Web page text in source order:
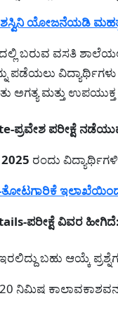
ಯೋಜನೆಯಡಿ
ಬರುವ ವಸತಿ ಶಾಲೆಯಲ್ಲಿ
ಪಡೆಯಲು
ಅಗತ್ಯ ಮತ್ತು
ಪ್ರವೇಶ ಪರೀಕ್ಷೆ
ರಂದು
ಪರೀಕ್ಷೆ ವಿವರ ಹೀಗಿದೆ:
ಬಹು ಆಯ್ಕೆ
ನಿಮಿಷ